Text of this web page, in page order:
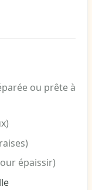
ou prête à
épaissir)